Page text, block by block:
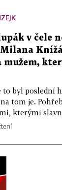
v čele
Milana
mužem,
byl poslední
tom je.
kterými